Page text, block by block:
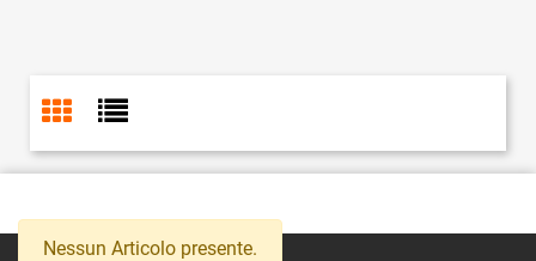
Nessun Articolo presente.